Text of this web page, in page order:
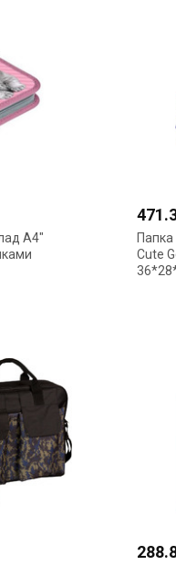
А4"
Cute